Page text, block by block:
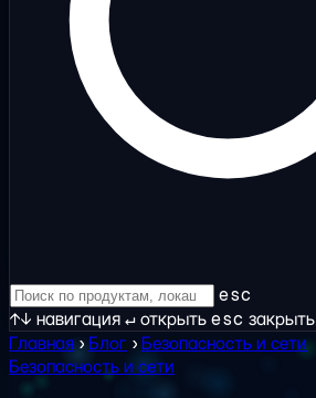
esc
↑↓ навигация↵открытьesc закрыть
Главная›Блог ›Безопасность и сети
Безопасность и сети